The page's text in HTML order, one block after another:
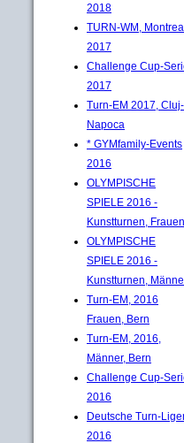
2018
TURN-WM,
2017
Challenge Cup-
2017
Turn-EM 2017, Cluj-
Napoca
* GYMfamily-Events
2016
OLYMPISCHE
SPIELE 2016 -
Kunstturnen, Frauen
OLYMPISCHE
SPIELE 2016 -
Kunstturnen,
Turn-EM, 2016
Frauen, Bern
Turn-EM, 2016,
Männer, Bern
Challenge Cup-
2016
Deutsche Turn-
2016